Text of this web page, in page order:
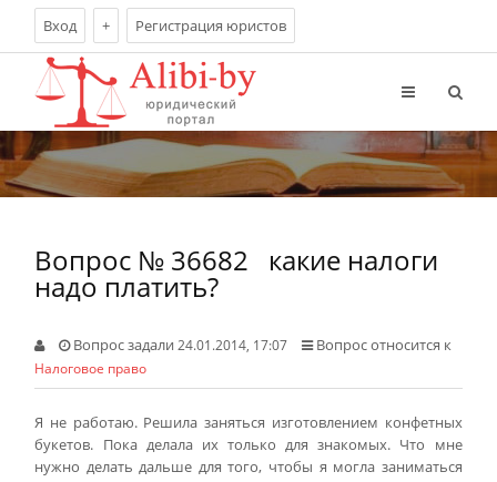
Вход + Регистрация юристов
Вопрос № 36682 какие налоги
надо платить?
Вопрос задали24.01.2014, 17:07 Вопрос относится к
Налоговое право
Я не работаю. Решила заняться изготовлением конфетных
букетов. Пока делала их только для знакомых. Что мне
нужно делать дальше для того, чтобы я могла заниматься